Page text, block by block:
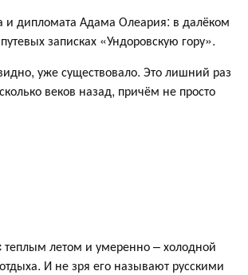
и дипломата Адама Олеария: в далёком
записках «Ундоровскую гору».
уже существовало. Это лишний раз
веков назад, причём не просто
летом и умеренно – холодной
И не зря его называют русскими